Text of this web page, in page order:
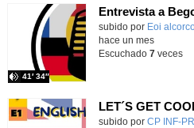
subido por Eoi
41′ 34″
hace un mes
Escuchado 7veces
LET´S GET
Contenido educativo.
subido por CP INF-